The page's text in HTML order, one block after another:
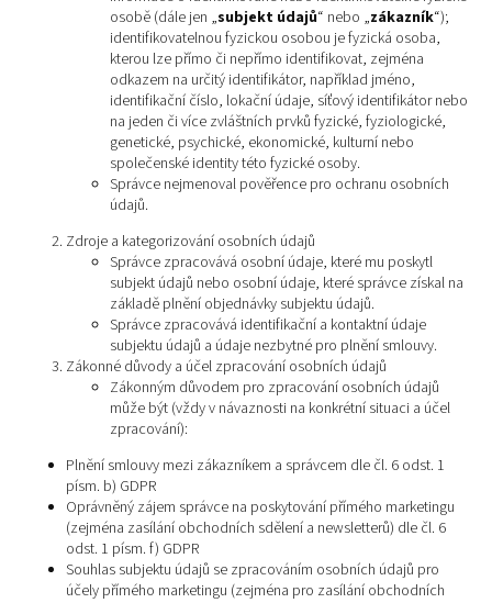
osobě (dále jen „subjekt údajů“ nebo „zákazník“);
identifikovatelnou fyzickou osobou je fyzická osoba,
kterou lze přímo či nepřímo identifikovat, zejména
odkazem na určitý identifikátor, například jméno,
identifikační číslo, lokační údaje, síťový identifikátor nebo
na jeden či více zvláštních prvků fyzické, fyziologické,
genetické, psychické, ekonomické, kulturní nebo
společenské identity této fyzické osoby.
Správce nejmenoval pověřence pro ochranu osobních
údajů.
Zdroje a kategorizování osobních údajů
Správce zpracovává osobní údaje, které mu poskytl
subjekt údajů nebo osobní údaje, které správce získal na
základě plnění objednávky subjektu údajů.
Správce zpracovává identifikační a kontaktní údaje
subjektu údajů a údaje nezbytné pro plnění smlouvy.
Zákonné důvody a účel zpracování osobních údajů
Zákonným důvodem pro zpracování osobních údajů
může být (vždy v návaznosti na konkrétní situaci a účel
zpracování):
Plnění smlouvy mezi zákazníkem a správcem dle čl. 6 odst. 1
písm. b) GDPR
Oprávněný zájem správce na poskytování přímého marketingu
(zejména zasílání obchodních sdělení a newsletterů) dle čl. 6
odst. 1 písm. f) GDPR
Souhlas subjektu údajů se zpracováním osobních údajů pro
účely přímého marketingu (zejména pro zasílání obchodních